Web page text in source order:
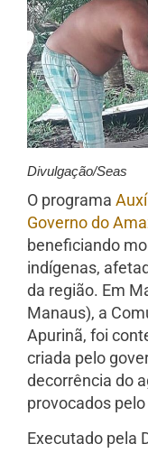
Divulgação/Seas
O programa
Governo do
beneficiando
indígenas,
da região. Em
Manaus), a
Apurinã, foi
criada pelo
decorrência do
provocados
Executado pela